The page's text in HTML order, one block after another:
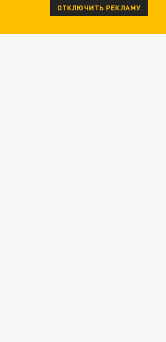
ОТКЛЮЧИТЬ РЕКЛАМУ